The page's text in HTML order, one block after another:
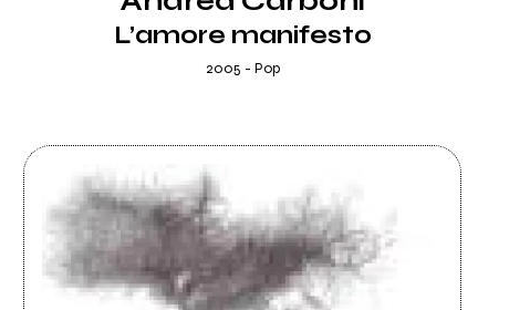
L’amore manifesto
2005 - Pop